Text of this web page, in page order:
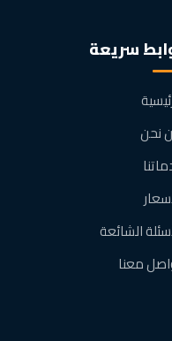
سريعة
نحن
الشائعة
معنا